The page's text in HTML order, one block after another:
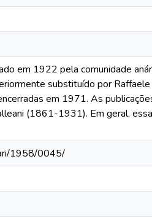
em 1922 pela comunidade
substituído por
em 1971. As
(1861-1931). Em geral,
1958/0045/